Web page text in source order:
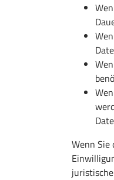
Wenn Sie